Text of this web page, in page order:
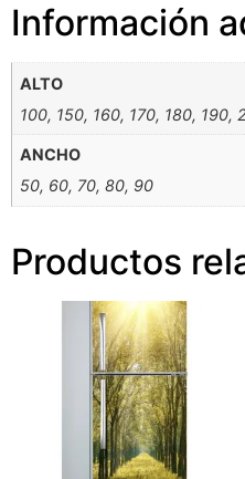
Información
ALTO
100, 150, 160, 170, 180, 190,
ANCHO
50, 60, 70, 80, 90
Productos